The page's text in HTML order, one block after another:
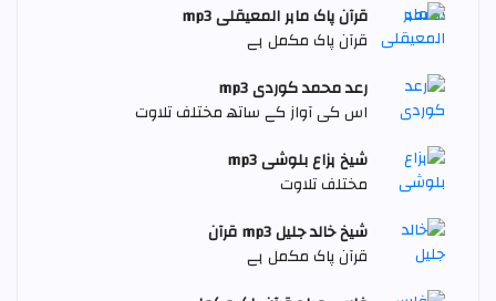
قرآن پاک ماہر المعیقلی mp3
قرآن پاک مکمل ہے
رعد محمد کوردی mp3
اس کی آواز کے ساتھ مختلف تلاوت
شیخ ہزاع بلوشی mp3
مختلف تلاوت
شیخ خالد جليل mp3 قرآن
قرآن پاک مکمل ہے